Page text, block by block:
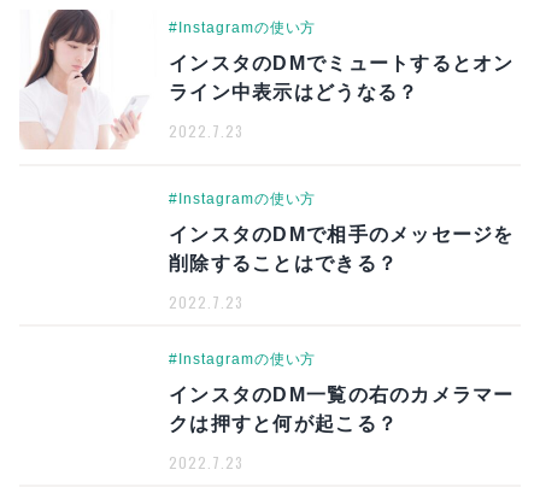
#Instagramの使い方
インスタのDMでミュートするとオン
ライン中表示はどうなる？
2022.7.23
#Instagramの使い方
インスタのDMで相手のメッセージを
削除することはできる？
2022.7.23
#Instagramの使い方
インスタのDM一覧の右のカメラマー
クは押すと何が起こる？
2022.7.23